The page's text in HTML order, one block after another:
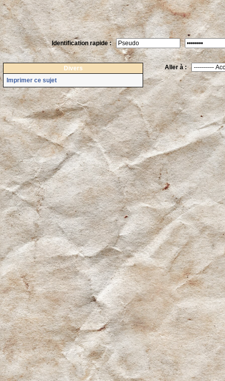
Identification rapide :
Divers
Imprimer ce sujet
Aller à :